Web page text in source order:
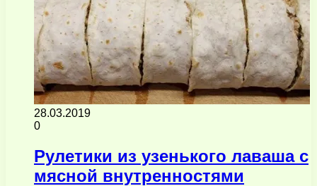
28.03.2019
0
Рулетики из узенького лаваша с
мясной внутренностями